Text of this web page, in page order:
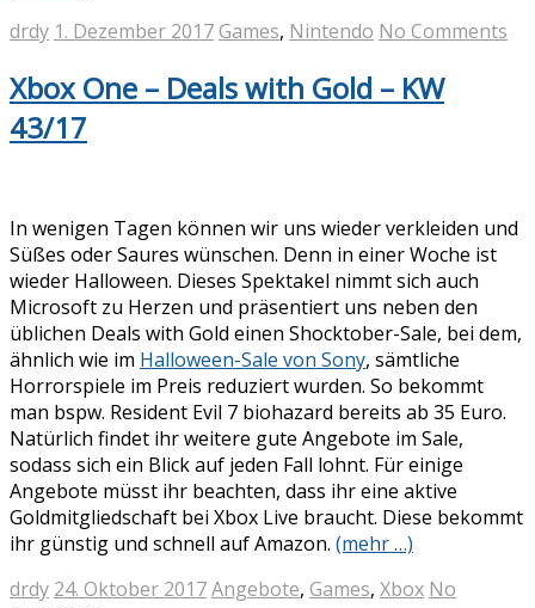
drdy 1. Dezember 2017 Games, Nintendo No Comments
Xbox One – Deals with Gold – KW
43/17
In wenigen Tagen können wir uns wieder verkleiden und
Süßes oder Saures wünschen. Denn in einer Woche ist
wieder Halloween. Dieses Spektakel nimmt sich auch
Microsoft zu Herzen und präsentiert uns neben den
üblichen Deals with Gold einen Shocktober-Sale, bei dem,
ähnlich wie im Halloween-Sale von Sony, sämtliche
Horrorspiele im Preis reduziert wurden. So bekommt
man bspw. Resident Evil 7 biohazard bereits ab 35 Euro.
Natürlich findet ihr weitere gute Angebote im Sale,
sodass sich ein Blick auf jeden Fall lohnt. Für einige
Angebote müsst ihr beachten, dass ihr eine aktive
Goldmitgliedschaft bei Xbox Live braucht. Diese bekommt
ihr günstig und schnell auf Amazon. (mehr …)
drdy 24. Oktober 2017Angebote, Games, Xbox No